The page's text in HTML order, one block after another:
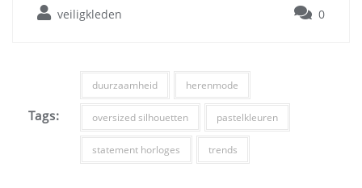
veiligkleden 0
Tags:
duurzaamheid herenmode
oversized silhouetten pastelkleuren
statement horloges trends